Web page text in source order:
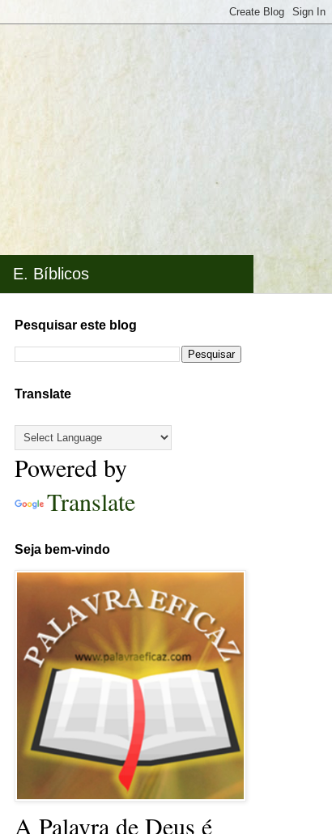
E. Bíblicos
Pesquisar este blog
Translate
Powered by
Translate
Seja bem-vindo
A Palavra de Deus é